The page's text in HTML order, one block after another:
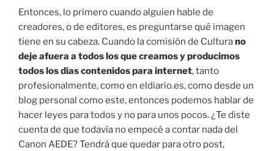
Entonces, lo primero cuando alguien hable de
creadores, o de editores, es preguntarse qué imagen
tiene en su cabeza. Cuando la comisión de Culturano
deje afuera a todos los que creamos y producimos
todos los días contenidos para internet, tanto
profesionalmente, como en eldiario.es, como desde un
blog personal como este, entonces podemos hablar de
hacer leyes para todos y no para unos pocos. ¿Te diste
cuenta de que todavía no empecé a contar nada del
Canon AEDE? Tendrá que quedar para otro post,